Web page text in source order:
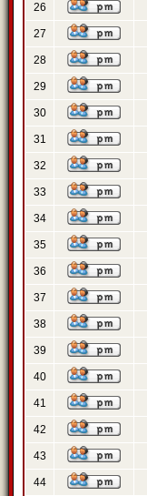
26
27
28
29
30
31
32
33
34
35
36
37
38
39
40
41
42
43
44